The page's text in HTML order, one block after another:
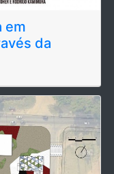
em
da